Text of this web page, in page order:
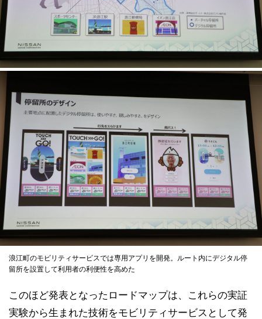
浪江町のモビリティサービスでは専用アプリを開発。ルート内にデジタル停
留所を設置して利用者の利便性を高めた
このほど発表となったロードマップは、これらの実証
実験から生まれた技術をモビリティサービスとして発